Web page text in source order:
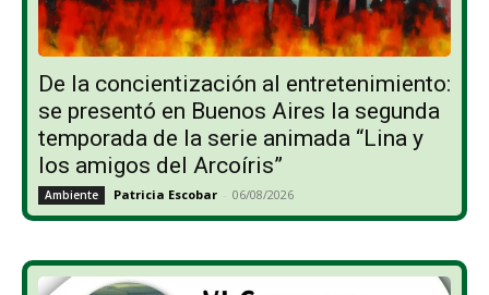
De la concientización al entretenimiento:
se presentó en Buenos Aires la segunda
temporada de la serie animada “Lina y
los amigos del Arcoíris”
Ambiente Patricia Escobar - 06/08/2026